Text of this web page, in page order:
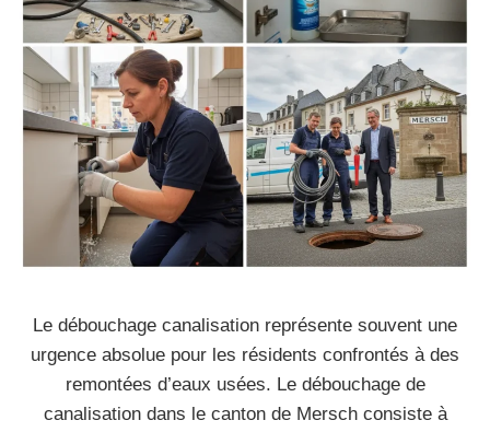
Le débouchage canalisation représente souvent une
urgence absolue pour les résidents confrontés à des
remontées d’eaux usées. Le débouchage de
canalisation dans le canton de Mersch consiste à